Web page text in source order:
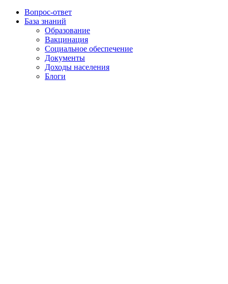
Вопрос-ответ
База знаний
Образование
Вакцинация
Социальное обеспечение
Документы
Доходы населения
Блоги